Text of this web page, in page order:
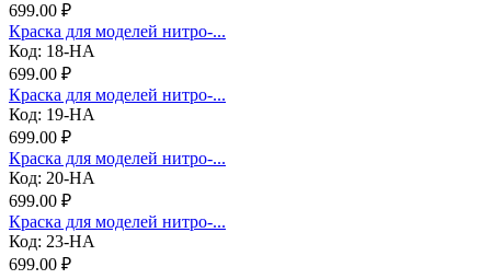
699.00 ₽
Краска для моделей нитро-...
Код: 18-НА
699.00 ₽
Краска для моделей нитро-...
Код: 19-НА
699.00 ₽
Краска для моделей нитро-...
Код: 20-НА
699.00 ₽
Краска для моделей нитро-...
Код: 23-НА
699.00 ₽